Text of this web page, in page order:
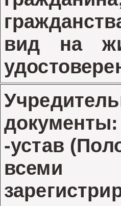
вид на
документы:
-устав
всеми